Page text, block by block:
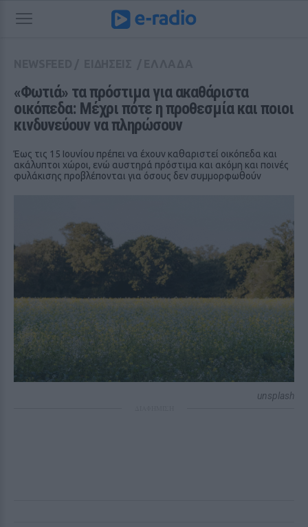
«Φωτιά» τα πρόστιμα για ακαθάριστα
οικόπεδα: Μέχρι πότε η προθεσμία και ποιοι
κινδυνεύουν να πληρώσουν
Έως τις 15 Ιουνίου πρέπει να έχουν καθαριστεί οικόπεδα και
ακάλυπτοι χώροι, ενώ αυστηρά πρόστιμα και ακόμη και ποινές
φυλάκισης προβλέπονται για όσους δεν συμμορφωθούν
unsplash